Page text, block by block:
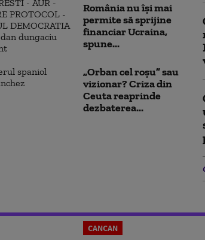
România nu își mai
permite să sprijine
financiar Ucraina,
spune...
„Orban cel roșu” sau
vizionar? Criza din
Ceuta reaprinde
dezbaterea...
CANCAN